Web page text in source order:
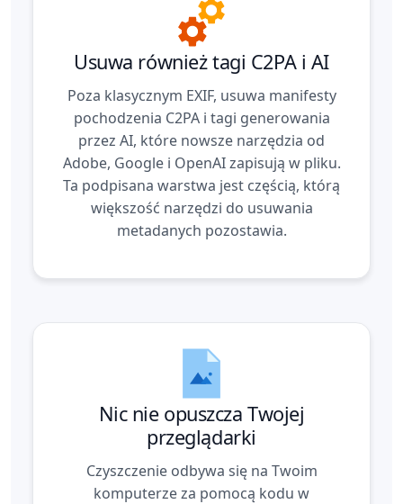
Usuwa również tagi C2PA i AI
Poza klasycznym EXIF, usuwa manifesty
pochodzenia C2PA i tagi generowania
przez AI, które nowsze narzędzia od
Adobe, Google i OpenAI zapisują w pliku.
Ta podpisana warstwa jest częścią, którą
większość narzędzi do usuwania
metadanych pozostawia.
Nic nie opuszcza Twojej
przeglądarki
Czyszczenie odbywa się na Twoim
komputerze za pomocą kodu w